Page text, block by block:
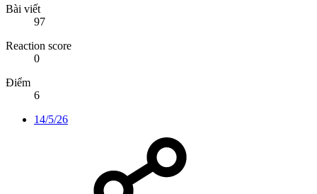
Bài viết
97
Reaction score
0
Điểm
6
14/5/26